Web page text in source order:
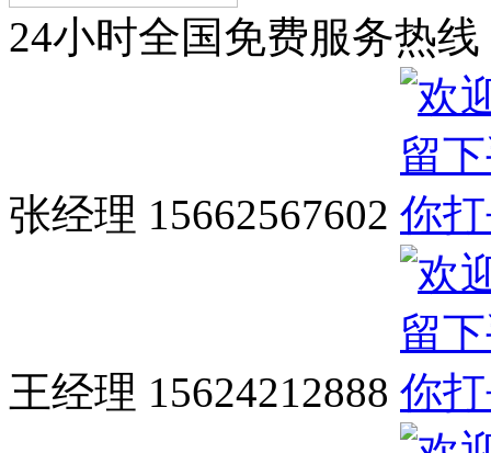
24小时全国免费服务热线
张经理 15662567602
王经理 15624212888